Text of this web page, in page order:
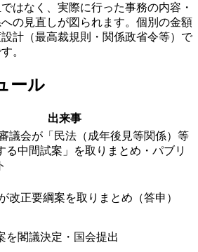
はなく、実際に行った事務の内容・
の見直しが図られます。個別の金額
計（最高裁規則・関係政省令等）で
。
ール
出来事
議会が「民法（成年後見等関係）等
る中間試案」を取りまとめ・パブリ
改正要綱案を取りまとめ（答申）
を閣議決定・国会提出